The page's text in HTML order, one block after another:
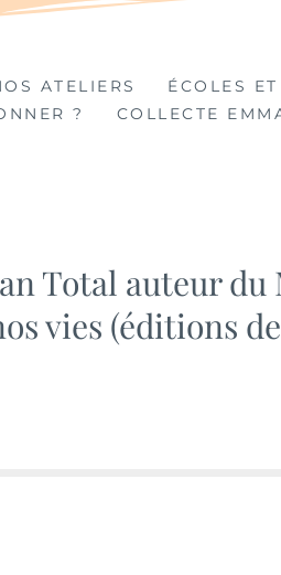
ATELIERS ÉCOLES
? COLLECTE
Total auteur
vies (éditions